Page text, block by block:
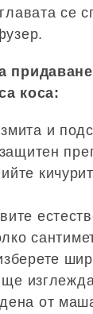
се
коса:
и
от